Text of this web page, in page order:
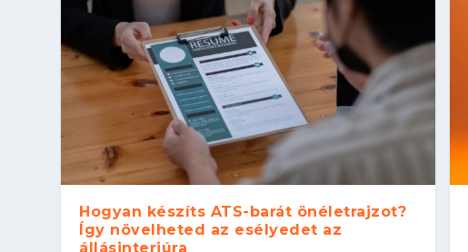
Hogyan készíts ATS-barát önéletrajzot?
Így növelheted az esélyedet az
állásinterjúra